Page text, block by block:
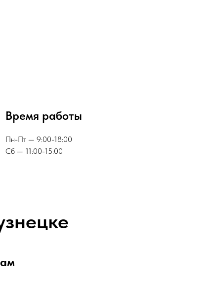
Время работы
Пн-Пт — 9:00-18:00
Сб — 11:00-15:00